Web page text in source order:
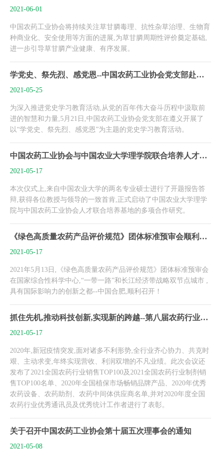
2021-06-01
中国农药工业协会将持续关注草甘膦毒理、抗性杂草治理、生物育
种商业化、安全使用等方面的进展,为草甘膦周期性评价奠定基础,
进一步引导草甘膦产业健康、有序发展。
学党史、祭先烈、感党恩--中国农药工业协会党支部赴遵义开展党史学习教育活动
2021-05-25
为深入推进党史学习教育活动,从党的百年伟大奋斗历程中汲取前
进的智慧和力量,5月21日,中国农药工业协会党支部在遵义开展了
以“学党史、祭先烈、感党恩”为主题的党史学习教育活动。
中国农药工业协会与中国农业大学理学院联合培养人才基地揭牌！
2021-05-17
本次仪式上,来自中国农业大学的两名专业硕士进行了开题报告答
辩,获得各位教授与领导的一致首肯,正式启动了中国农业大学理学
院与中国农药工业协会人才联合培养基地的多项合作研究。
《绿色高质量农药产品评价规范》团体标准预审会顺利召开！
2021-05-17
2021年5月13日,《绿色高质量农药产品评价规范》团体标准预审会
在国家综合性科学中心,“一带一路”和长江经济带战略双节点城市 ,
具有国际影响力的创新之都--中国合肥,顺利召开！
抓住先机,推动科技创新,实现新的跨越--第八届农药行业经运行分析会暨农药行业排行榜发布会顺利召开
2021-05-17
2020年,新冠疫情突发,面对诸多不利形势,全行业齐心协力、共克时
艰、主动求变,年终实现营收、利润双增的不凡业绩。此次会议还
发布了2021全国农药行业销售TOP100及2021全国农药行业制剂销
售TOP100名单、2020年全国植保市场畅销品牌产品、2020年优秀
农药设备、农药助剂、农药中间体供应商名单,并对2020年度全国
农药行业优秀通讯员及优秀统计工作者进行了表彰。
关于召开中国农药工业协会第十届五次理事会的通知
2021-05-08